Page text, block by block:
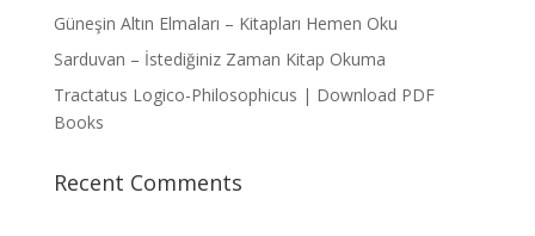
Güneşin Altın Elmaları – Kitapları Hemen Oku
Sarduvan – İstediğiniz Zaman Kitap Okuma
Tractatus Logico-Philosophicus | Download PDF
Books
Recent Comments